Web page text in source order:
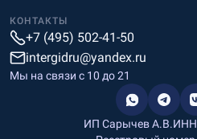
КОНТАКТЫ
+7 (495) 502-41-50
intergidru@yandex.ru
Мы на связи c 10 до 21
ИП Сарычев А.В.ИНН